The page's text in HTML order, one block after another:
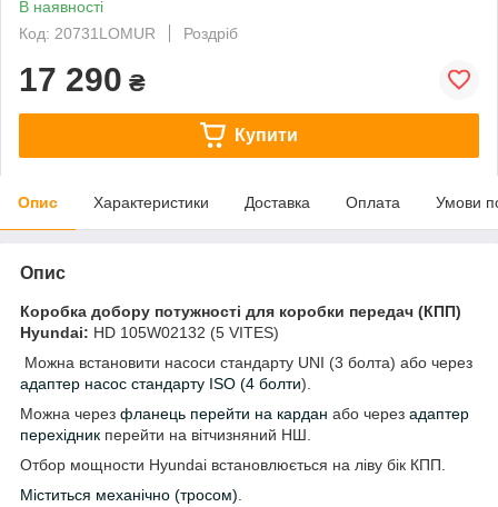
В наявності
Код: 20731LOMUR
Роздріб
17 290 ₴
Купити
Опис Характеристики Доставка Оплата Умови
Опис
Коробка добору потужності для коробки передач (КПП)
Hyundai: HD 105W02132 (5 VITES)
Можна встановити насоси стандарту UNI (3 болта) або через
адаптер насос стандарту ISO (4 болти).
Можна через фланець перейти на кардан або через адаптер
перехідник перейти на вітчизняний НШ.
Отбор мощности Hyundai встановлюється на ліву бік КПП.
Міститься механічно (тросом)